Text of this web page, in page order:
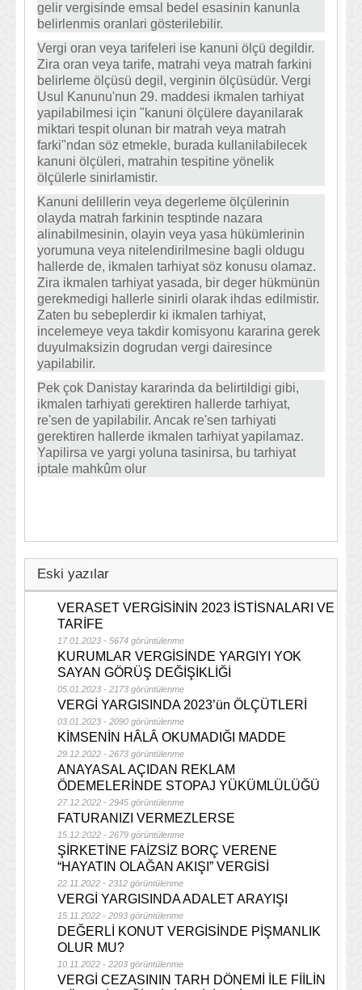
gelir vergisinde emsal bedel esasinin kanunla
belirlenmis oranlari gösterilebilir.
Vergi oran veya tarifeleri ise kanuni ölçü degildir.
Zira oran veya tarife, matrahi veya matrah farkini
belirleme ölçüsü degil, verginin ölçüsüdür. Vergi
Usul Kanunu'nun 29. maddesi ikmalen tarhiyat
yapilabilmesi için "kanuni ölçülere dayanilarak
miktari tespit olunan bir matrah veya matrah
farki"ndan söz etmekle, burada kullanilabilecek
kanuni ölçüleri, matrahin tespitine yönelik
ölçülerle sinirlamistir.
Kanuni delillerin veya degerleme ölçülerinin
olayda matrah farkinin tesptinde nazara
alinabilmesinin, olayin veya yasa hükümlerinin
yorumuna veya nitelendirilmesine bagli oldugu
hallerde de, ikmalen tarhiyat söz konusu olamaz.
Zira ikmalen tarhiyat yasada, bir deger hükmünün
gerekmedigi hallerle sinirli olarak ihdas edilmistir.
Zaten bu sebeplerdir ki ikmalen tarhiyat,
incelemeye veya takdir komisyonu kararina gerek
duyulmaksizin dogrudan vergi dairesince
yapilabilir.
Pek çok Danistay kararinda da belirtildigi gibi,
ikmalen tarhiyati gerektiren hallerde tarhiyat,
re'sen de yapilabilir. Ancak re'sen tarhiyati
gerektiren hallerde ikmalen tarhiyat yapilamaz.
Yapilirsa ve yargi yoluna tasinirsa, bu tarhiyat
iptale mahkûm olur
Eski yazılar
VERASET VERGİSİNİN 2023 İSTİSNALARI VE
TARİFE
17.01.2023 - 5674 görüntülenme
KURUMLAR VERGİSİNDE YARGIYI YOK
SAYAN GÖRÜŞ DEĞİŞİKLİĞİ
05.01.2023 - 2173 görüntülenme
VERGİ YARGISINDA 2023’ün ÖLÇÜTLERİ
03.01.2023 - 2090 görüntülenme
KİMSENİN HÂLÂ OKUMADIĞI MADDE
29.12.2022 - 2673 görüntülenme
ANAYASAL AÇIDAN REKLAM
ÖDEMELERİNDE STOPAJ YÜKÜMLÜLÜĞÜ
27.12.2022 - 2945 görüntülenme
FATURANIZI VERMEZLERSE
15.12.2022 - 2679 görüntülenme
ŞİRKETİNE FAİZSİZ BORÇ VERENE
“HAYATIN OLAĞAN AKIŞI” VERGİSİ
22.11.2022 - 2312 görüntülenme
VERGİ YARGISINDA ADALET ARAYIŞI
15.11.2022 - 2093 görüntülenme
DEĞERLİ KONUT VERGİSİNDE PİŞMANLIK
OLUR MU?
10.11.2022 - 2203 görüntülenme
VERGİ CEZASININ TARH DÖNEMİ İLE FİİLİN